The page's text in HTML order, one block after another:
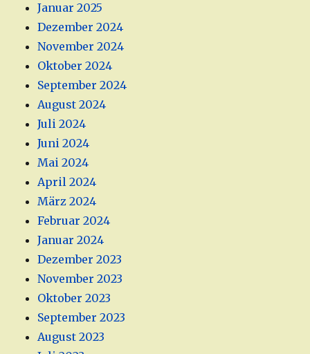
Januar 2025
Dezember 2024
November 2024
Oktober 2024
September 2024
August 2024
Juli 2024
Juni 2024
Mai 2024
April 2024
März 2024
Februar 2024
Januar 2024
Dezember 2023
November 2023
Oktober 2023
September 2023
August 2023